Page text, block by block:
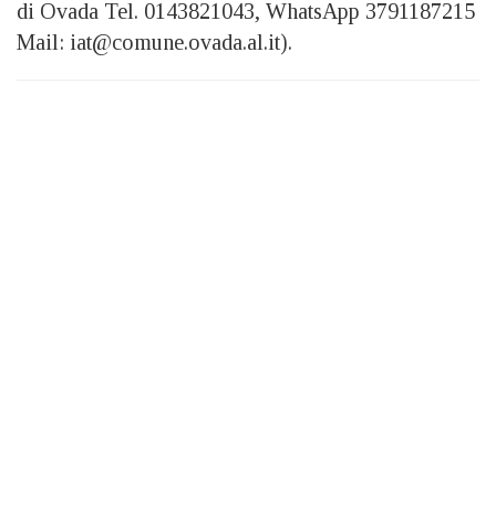
di Ovada Tel. 0143821043, WhatsApp 3791187215
Mail: iat@comune.ovada.al.it).